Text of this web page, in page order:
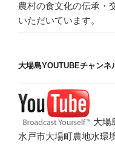
農村の食文化の伝承・
いただいています。
大場島YOUTUBEチャンネ
大場
水戸市大場町農地水環